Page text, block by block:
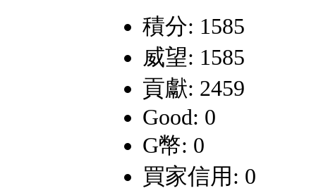
積分: 1585
威望: 1585
貢獻: 2459
Good: 0
G幣: 0
買家信用: 0